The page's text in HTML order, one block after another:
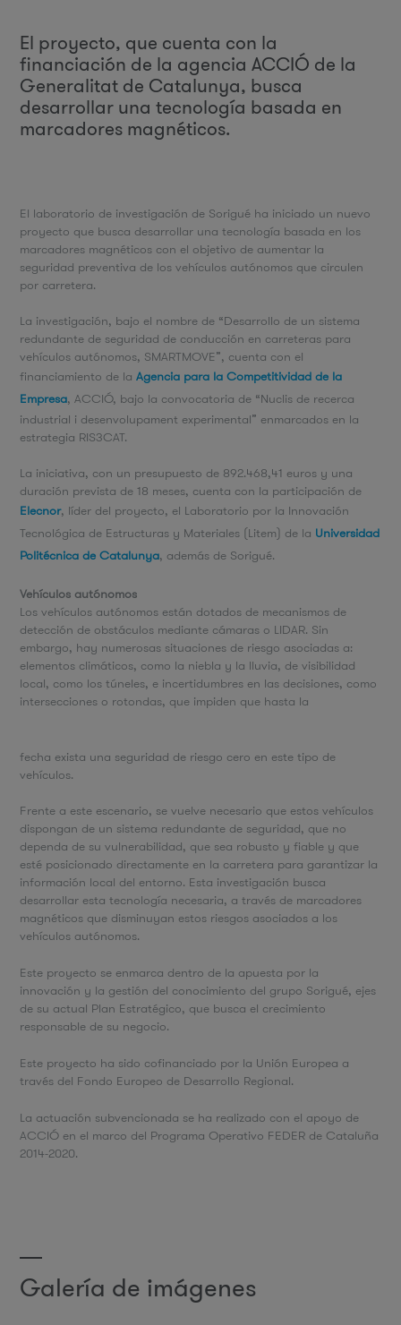
El proyecto, que cuenta con la
financiación de la agencia ACCIÓ de la
Generalitat de Catalunya, busca
desarrollar una tecnología basada en
marcadores magnéticos.
El laboratorio de investigación de Sorigué ha iniciado un nuevo
proyecto que busca desarrollar una tecnología basada en los
marcadores magnéticos con el objetivo de aumentar la
seguridad preventiva de los vehículos autónomos que circulen
por carretera.
La investigación, bajo el nombre de “Desarrollo de un sistema
redundante de seguridad de conducción en carreteras para
vehículos autónomos, SMARTMOVE”, cuenta con el
financiamiento de laAgencia para la Competitividad de la
Empresa, ACCIÓ, bajo la convocatoria de “Nuclis de recerca
industrial i desenvolupament experimental” enmarcados en la
estrategia RIS3CAT.
La iniciativa, con un presupuesto de 892.468,41 euros y una
duración prevista de 18 meses, cuenta con la participación de
Elecnor, líder del proyecto, el Laboratorio por la Innovación
Tecnológica de Estructuras y Materiales (Litem) de la Universidad
Politécnica de Catalunya, además de Sorigué.
Vehículos autónomos
Los vehículos autónomos están dotados de mecanismos de
detección de obstáculos mediante cámaras o LIDAR. Sin
embargo, hay numerosas situaciones de riesgo asociadas a:
elementos climáticos, como la niebla y la lluvia, de visibilidad
local, como los túneles, e incertidumbres en las decisiones, como
intersecciones o rotondas, que impiden que hasta la
fecha exista una seguridad de riesgo cero en este tipo de
vehículos.
Frente a este escenario, se vuelve necesario que estos vehículos
dispongan de un sistema redundante de seguridad, que no
dependa de su vulnerabilidad, que sea robusto y fiable y que
esté posicionado directamente en la carretera para garantizar la
información local del entorno. Esta investigación busca
desarrollar esta tecnología necesaria, a través de marcadores
magnéticos que disminuyan estos riesgos asociados a los
vehículos autónomos.
Este proyecto se enmarca dentro de la apuesta por la
innovación y la gestión del conocimiento del grupo Sorigué, ejes
de su actual Plan Estratégico, que busca el crecimiento
responsable de su negocio.
Este proyecto ha sido cofinanciado por la Unión Europea a
través del Fondo Europeo de Desarrollo Regional.
La actuación subvencionada se ha realizado con el apoyo de
ACCIÓ en el marco del Programa Operativo FEDER de Cataluña
2014-2020.
Galería de imágenes